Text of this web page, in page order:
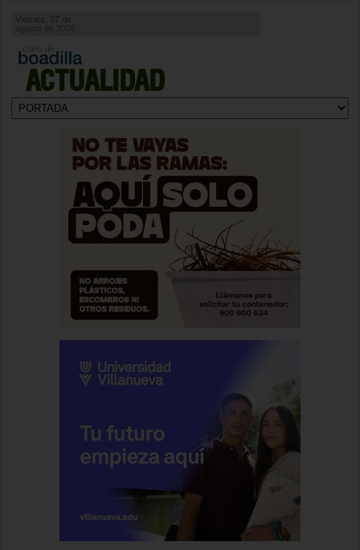
ACTUALIDAD
agosto de 2026